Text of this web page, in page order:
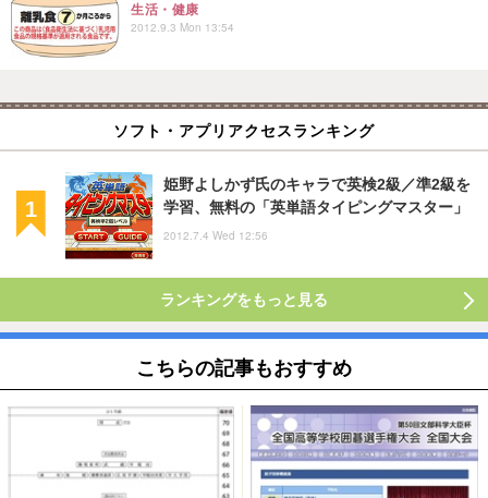
生活・健康
2012.9.3 Mon 13:54
ソフト・アプリアクセスランキング
姫野よしかず氏のキャラで英検2級／準2級を
学習、無料の「英単語タイピングマスター」
2012.7.4 Wed 12:56
ランキングをもっと見る
こちらの記事もおすすめ